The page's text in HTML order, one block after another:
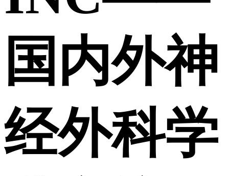
国内外神
经外科学